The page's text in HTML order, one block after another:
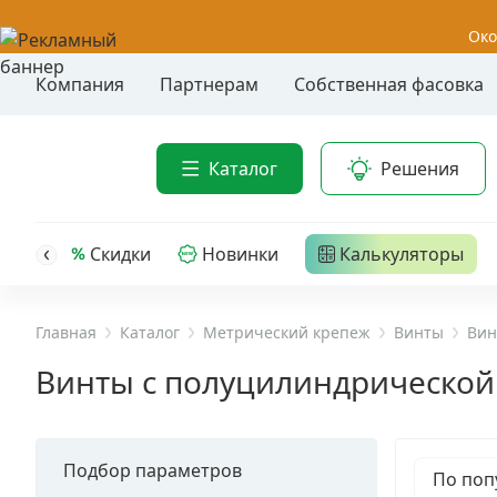
Компания Партнерам Собственная фасовка
Каталог Решения
Распродажа
Уценка
головкой
трех-
Скидки Новинки Калькуляторы
Главная Каталог Метрический крепеж Винты
Винты с
Подбор параметров По